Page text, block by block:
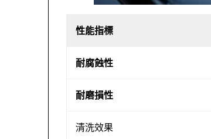
性能指標
耐腐蝕性
耐磨損性
清洗效果